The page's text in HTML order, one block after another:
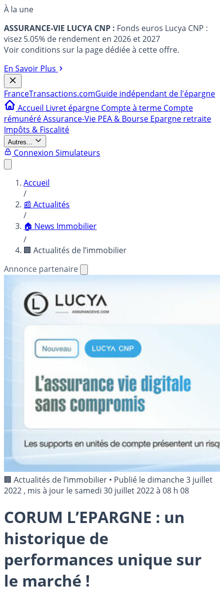
À la une
ASSURANCE-VIE LUCYA CNP : Fonds euros Lucya CNP :
visez 5.05% de rendement en 2026 et 2027
Voir conditions sur la page dédiée à cette offre.
En Savoir Plus
FranceTransactions.comGuide indépendant de l'épargne
Accueil Livret épargne Compte à terme Compte
rémunéréAssurance-Vie PEA & Bourse Epargne retraite
Impôts & Fiscalité
Autres...
Connexion Simulateurs
Accueil
/
📰 Actualités
/
🏠 News Immobilier
/
🏢 Actualités de l’immobilier
Annonce partenaire
🏢 Actualités de l’immobilier • Publié le dimanche 3 juillet
2022 , mis à jour lesamedi 30 juillet 2022 à 08 h 08
CORUM L’EPARGNE : un
historique de
performances unique sur
le marché !